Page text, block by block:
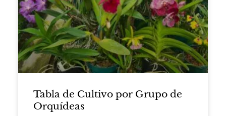
Tabla de Cultivo por Grupo de
Orquídeas